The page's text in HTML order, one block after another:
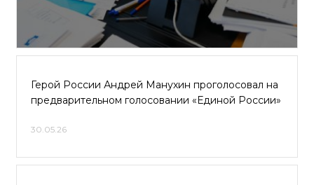
Герой России Андрей Манухин проголосовал на
предварительном голосовании «Единой России»
30.05.26